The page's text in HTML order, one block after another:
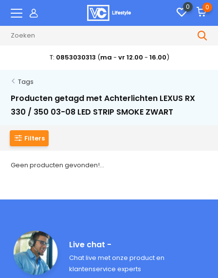
0 0
T: 0853030313 (ma - vr 12.00 - 16.00)
Tags
Producten getagd met Achterlichten LEXUS RX
330 / 350 03-08 LED STRIP SMOKE ZWART
Filters
Geen producten gevonden!...
Live chat -
Chat live met onze product en
klantenservice experts